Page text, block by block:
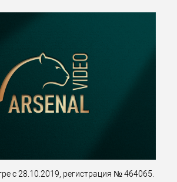
с 28.10.2019, регистрация № 464065.